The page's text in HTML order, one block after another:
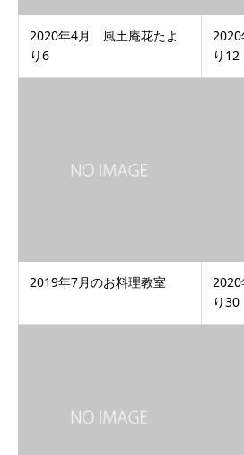
2020年4月 風土庵花たよ
り6
り12
2019年7月のお料理教室
り30